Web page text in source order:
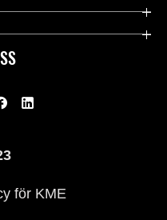
för KME